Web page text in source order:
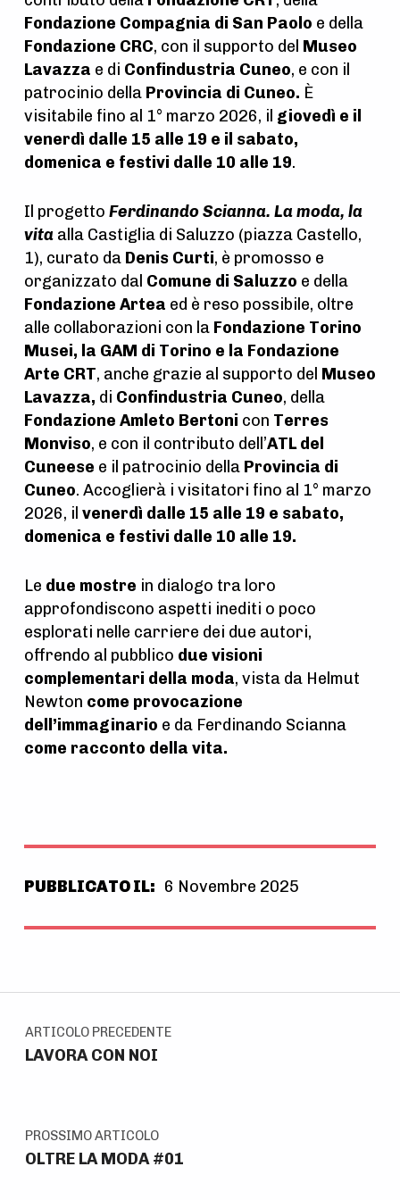
Fondazione Compagnia di San Paolo e della
Fondazione CRC, con il supporto del Museo
Lavazza e di Confindustria Cuneo, e con il
patrocinio della Provincia di Cuneo. È
visitabile fino al 1° marzo 2026, il giovedì e il
venerdì dalle 15 alle 19 e il sabato,
domenica e festivi dalle 10 alle 19.
Il progetto Ferdinando Scianna. La moda, la
vitaalla Castiglia di Saluzzo (piazza Castello,
1), curato da Denis Curti, è promosso e
organizzato dal Comune di Saluzzo e della
Fondazione Artea ed è reso possibile, oltre
alle collaborazioni con la Fondazione Torino
Musei, la GAM di Torino e la Fondazione
Arte CRT, anche grazie al supporto del Museo
Lavazza, di Confindustria Cuneo, della
Fondazione Amleto Bertoni con Terres
Monviso, e con il contributo dell’ATL del
Cuneese e il patrocinio della Provincia di
Cuneo. Accoglierà i visitatori fino al 1° marzo
2026, il venerdì dalle 15 alle 19 e sabato,
domenica e festivi dalle 10 alle 19.
Le due mostre in dialogo tra loro
approfondiscono aspetti inediti o poco
esplorati nelle carriere dei due autori,
offrendo al pubblico due visioni
complementari della moda, vista da Helmut
Newton come provocazione
dell’immaginario e da Ferdinando Scianna
come racconto della vita.
PUBBLICATO IL: 6 Novembre 2025
Skip back to main navigation
Navigazione articoli
ARTICOLO PRECEDENTE
LAVORA CON NOI
PROSSIMO ARTICOLO
OLTRE LA MODA #01